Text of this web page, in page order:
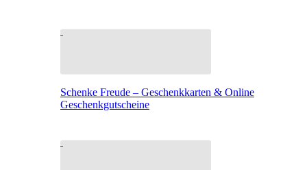
Schenke Freude – Geschenkkarten & Online
Geschenkgutscheine